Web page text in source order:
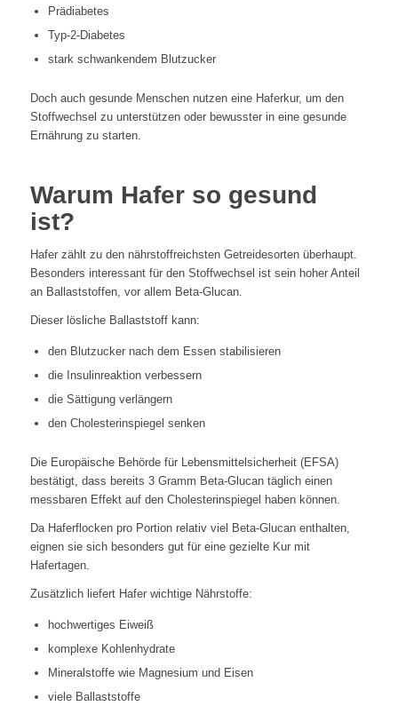
Prädiabetes
Typ-2-Diabetes
stark schwankendem Blutzucker
Doch auch gesunde Menschen nutzen eine Haferkur, um den
Stoffwechsel zu unterstützen oder bewusster in eine gesunde
Ernährung zu starten.
Warum Hafer so gesund
ist?
Hafer zählt zu den nährstoffreichsten Getreidesorten überhaupt.
Besonders interessant für den Stoffwechsel ist sein hoher Anteil
an Ballaststoffen, vor allem Beta-Glucan.
Dieser lösliche Ballaststoff kann:
den Blutzucker nach dem Essen stabilisieren
die Insulinreaktion verbessern
die Sättigung verlängern
den Cholesterinspiegel senken
Die Europäische Behörde für Lebensmittelsicherheit (EFSA)
bestätigt, dass bereits 3 Gramm Beta-Glucan täglich einen
messbaren Effekt auf den Cholesterinspiegel haben können.
Da Haferflocken pro Portion relativ viel Beta-Glucan enthalten,
eignen sie sich besonders gut für eine gezielte Kur mit
Hafertagen.
Zusätzlich liefert Hafer wichtige Nährstoffe:
hochwertiges Eiweiß
komplexe Kohlenhydrate
Mineralstoffe wie Magnesium und Eisen
viele Ballaststoffe